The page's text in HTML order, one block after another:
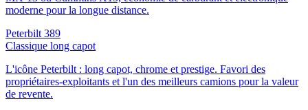
moderne pour la longue distance.
Peterbilt 389
Classique long capot
L'icône Peterbilt : long capot, chrome et prestige. Favori des
propriétaires-exploitants et l'un des meilleurs camions pour la valeur
de revente.